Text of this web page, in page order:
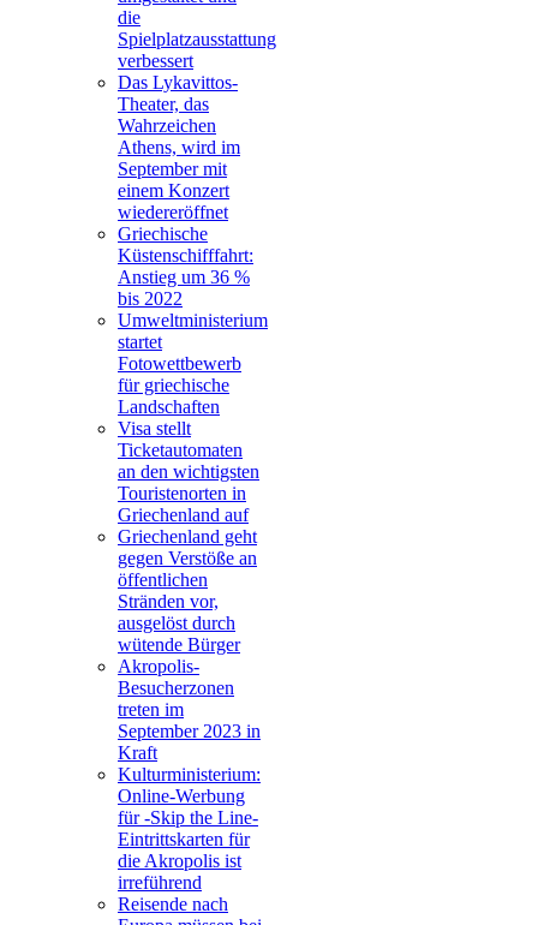
die
Spielplatzausstattung
verbessert
Das Lykavittos-
Theater, das
Wahrzeichen
Athens, wird im
September mit
einem Konzert
wiedereröffnet
Griechische
Küstenschifffahrt:
Anstieg um 36 %
bis 2022
Umweltministerium
startet
Fotowettbewerb
für griechische
Landschaften
Visa stellt
Ticketautomaten
an den wichtigsten
Touristenorten in
Griechenland auf
Griechenland geht
gegen Verstöße an
öffentlichen
Stränden vor,
ausgelöst durch
wütende Bürger
Akropolis-
Besucherzonen
treten im
September 2023 in
Kraft
Kulturministerium:
Online-Werbung
für -Skip the Line-
Eintrittskarten für
die Akropolis ist
irreführend
Reisende nach